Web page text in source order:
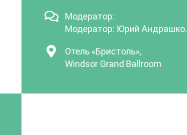
Модератор:
Модератор: Юрий Андрашко.
Отель «Бристоль»,
Windsor Grand Ballroom